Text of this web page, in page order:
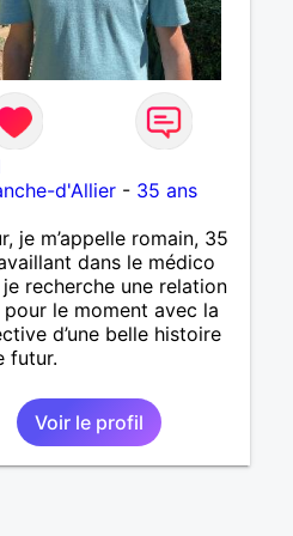
d'Allier - 35 ans
je m’appelle romain, 35
dans le médico
recherche une relation
le moment avec la
d’une belle histoire
futur.
Voir le profil